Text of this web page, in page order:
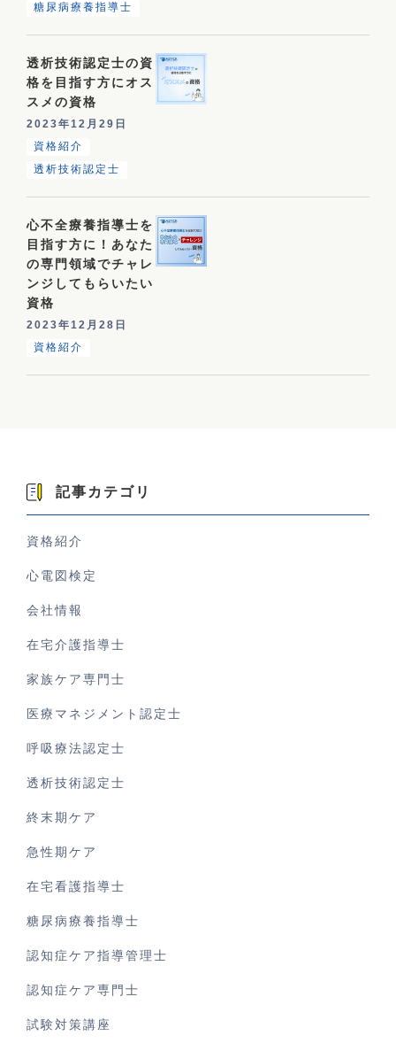
糖尿病療養指導士
透析技術認定士の資
格を目指す方にオス
スメの資格
2023年12月29日
資格紹介
透析技術認定士
心不全療養指導士を
目指す方に！あなた
の専門領域でチャレ
ンジしてもらいたい
資格
2023年12月28日
資格紹介
記事カテゴリ
資格紹介
心電図検定
会社情報
在宅介護指導士
家族ケア専門士
医療マネジメント認定士
呼吸療法認定士
透析技術認定士
終末期ケア
急性期ケア
在宅看護指導士
糖尿病療養指導士
認知症ケア指導管理士
認知症ケア専門士
試験対策講座